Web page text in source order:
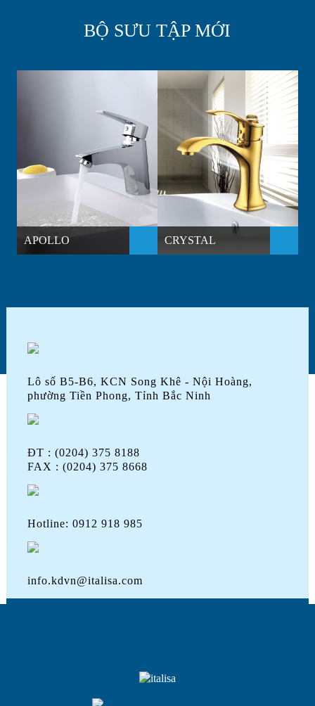
BỘ SƯU TẬP MỚI
APOLLO CRYSTAL
Lô số B5-B6, KCN Song Khê - Nội Hoàng,
phường Tiền Phong, Tỉnh Bắc Ninh
ĐT : (0204) 375 8188
FAX : (0204) 375 8668
Hotline: 0912 918 985
info.kdvn@italisa.com